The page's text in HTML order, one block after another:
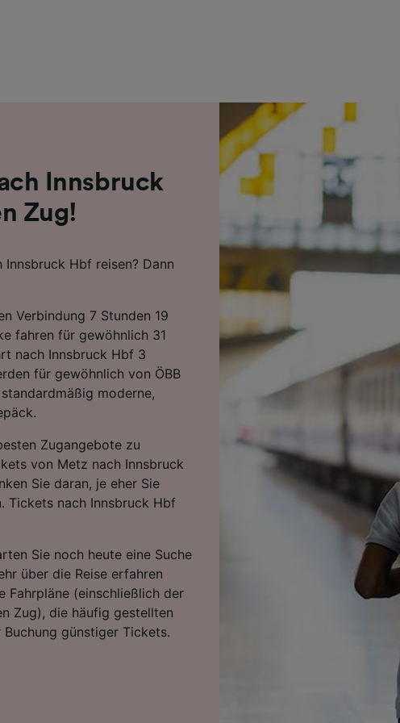
Innsbruck
Zug!
Hbf reisen? Dann
Verbindung 7 Stunden 19
fahren für gewöhnlich 31
nach Innsbruck Hbf 3
für gewöhnlich von ÖBB
moderne,
Zugangebote zu
von Metz nach Innsbruck
Sie daran, je eher Sie
Tickets nach Innsbruck Hbf
Sie noch heute eine Suche
über die Reise erfahren
Fahrpläne (einschließlich der
Zug), die häufig gestellten
günstiger Tickets.